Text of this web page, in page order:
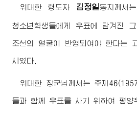
위대한 령도자 김정일동지 께서
청소년학생들에게 우표에 담겨진
조선의 얼굴이 반영되여야 한다는
시였다.
위대한 장군님께서 는 주체
들과 함께 우표를 사기 위하여 평양